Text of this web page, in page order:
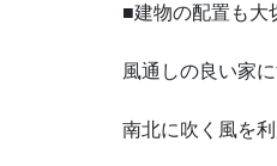
■建物の配置も大
風通しの良い家に
南北に吹く風を利